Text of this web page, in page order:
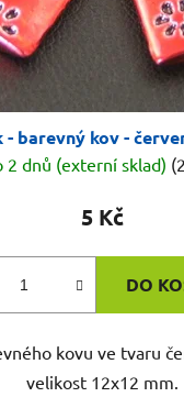
- barevný kov -
2 dnů (externí sklad)
5 Kč
DO
kovu ve tvaru
velikost 12x12 mm.